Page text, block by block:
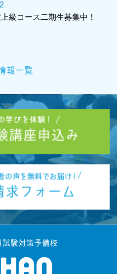
級コース二期生募集中！
報一覧
試験対策予備校